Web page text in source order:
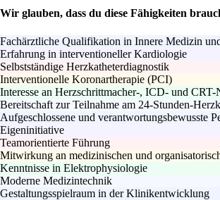
Wir glauben, dass du diese Fähigkeiten
Fachärztliche Qualifikation in Innere Medizin
Erfahrung in interventioneller Kardiologie
Selbstständige Herzkatheterdiagnostik
Interventionelle Koronartherapie (PCI)
Interesse an Herzschrittmacher-, ICD- und CRT-
Bereitschaft zur Teilnahme am 24-Stunden-
Aufgeschlossene und verantwortungsbewusste
Eigeninitiative
Teamorientierte Führung
Mitwirkung an medizinischen und
Kenntnisse in Elektrophysiologie
Moderne Medizintechnik
Gestaltungsspielraum in der Klinikentwicklung